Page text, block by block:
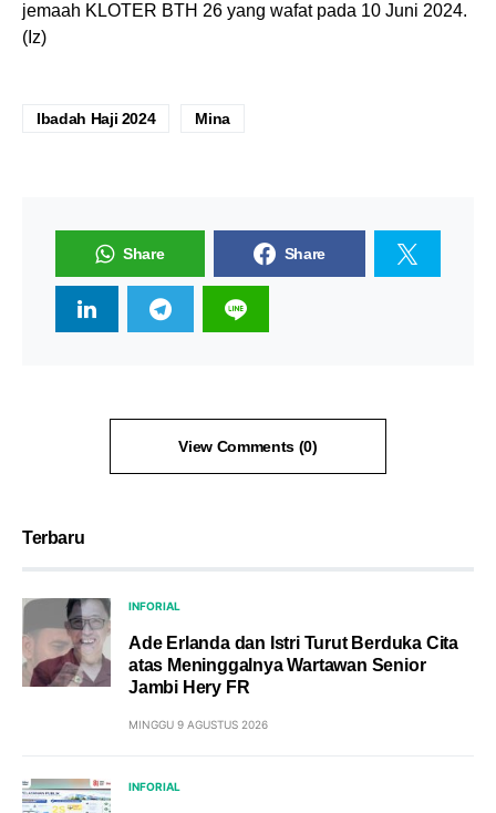
jemaah KLOTER BTH 26 yang wafat pada 10 Juni 2024.
(Iz)
Ibadah Haji 2024 Mina
Share Share
View Comments (0)
Terbaru
INFORIAL
Ade Erlanda dan Istri Turut Berduka Cita
atas Meninggalnya Wartawan Senior
Jambi Hery FR
MINGGU 9 AGUSTUS 2026
INFORIAL